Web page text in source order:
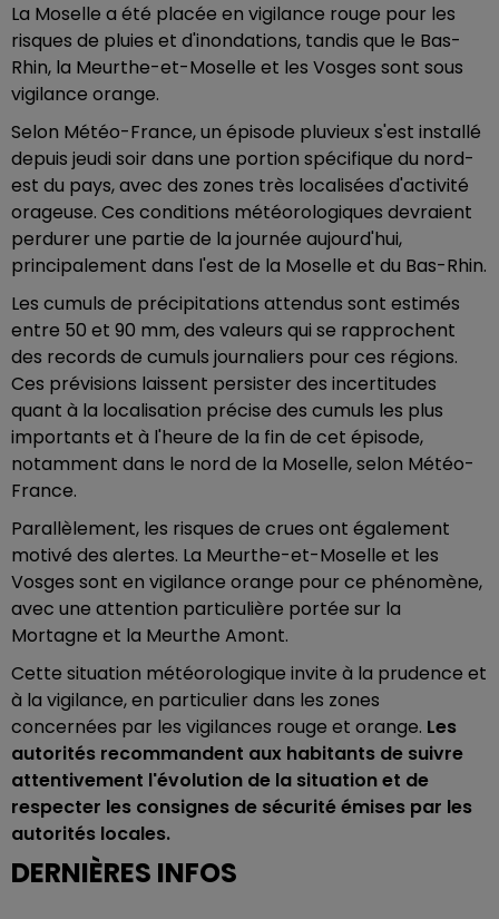
La Moselle a été placée en vigilance rouge pour les
risques de pluies et d'inondations, tandis que le Bas-
Rhin, la Meurthe-et-Moselle et les Vosges sont sous
vigilance orange.
Selon Météo-France, un épisode pluvieux s'est installé
depuis jeudi soir dans une portion spécifique du nord-
est du pays, avec des zones très localisées d'activité
orageuse. Ces conditions météorologiques devraient
perdurer une partie de la journée aujourd'hui,
principalement dans l'est de la Moselle et du Bas-Rhin.
Les cumuls de précipitations attendus sont estimés
entre 50 et 90 mm, des valeurs qui se rapprochent
des records de cumuls journaliers pour ces régions.
Ces prévisions laissent persister des incertitudes
quant à la localisation précise des cumuls les plus
importants et à l'heure de la fin de cet épisode,
notamment dans le nord de la Moselle, selon Météo-
France.
Parallèlement, les risques de crues ont également
motivé des alertes. La Meurthe-et-Moselle et les
Vosges sont en vigilance orange pour ce phénomène,
avec une attention particulière portée sur la
Mortagne et la Meurthe Amont.
Cette situation météorologique invite à la prudence et
à la vigilance, en particulier dans les zones
concernées par les vigilances rouge et orange. Les
autorités recommandent aux habitants de suivre
attentivement l'évolution de la situation et de
respecter les consignes de sécurité émises par les
autorités locales.
DERNIÈRES INFOS